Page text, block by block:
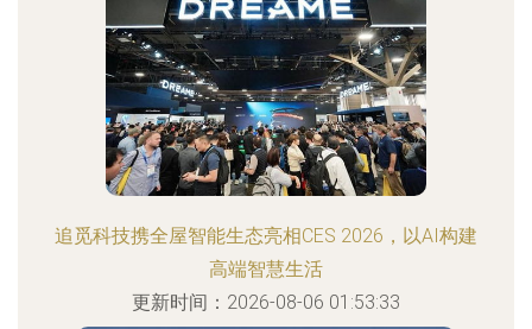
追觅科技携全屋智能生态亮相CES 2026，以AI构建
高端智慧生活
更新时间：2026-08-06 01:53:33